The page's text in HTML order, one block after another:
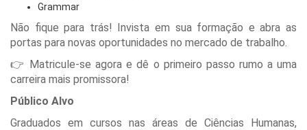
Grammar
Não fique para trás! Invista em sua formação e abra as
portas para novas oportunidades no mercado de trabalho.
👉 Matricule-se agora e dê o primeiro passo rumo a uma
carreira mais promissora!
Público Alvo
Graduados em cursos nas áreas de Ciências Humanas,